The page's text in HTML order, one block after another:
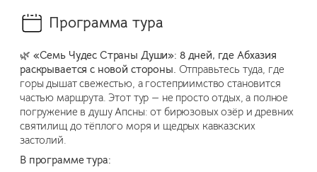
Программа тура
🌿 «Семь Чудес Страны Души»: 8 дней, где Абхазия
раскрывается с новой стороны. Отправьтесь туда, где
горы дышат свежестью, а гостеприимство становится
частью маршрута. Этот тур — не просто отдых, а полное
погружение в душу Апсны: от бирюзовых озёр и древних
святилищ до тёплого моря и щедрых кавказских
застолий.
В программе тура: